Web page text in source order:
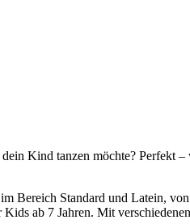
Kind tanzen möchte?
Bereich Standard und Latein,
ab 7 Jahren. Mit